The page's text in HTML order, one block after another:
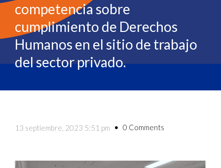
competencia sobre
cumplimiento de Derechos
Humanos en el sitio de trabajo
del sector privado.
13 septiembre, 2023 5:51 pm 0 Comments